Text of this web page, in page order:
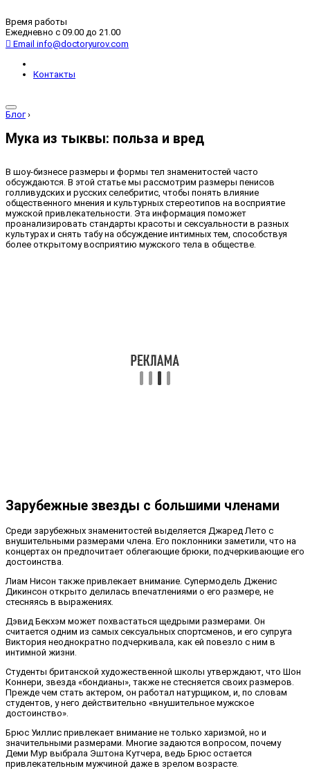
Время работы
Ежедневно с 09.00 до 21.00
Email info@doctoryurov.com
Контакты
Блог ›
Мука из тыквы: польза и вред
В шоу-бизнесе размеры и формы тел знаменитостей часто
обсуждаются. В этой статье мы рассмотрим размеры пенисов
голливудских и русских селебритис, чтобы понять влияние
общественного мнения и культурных стереотипов на восприятие
мужской привлекательности. Эта информация поможет
проанализировать стандарты красоты и сексуальности в разных
культурах и снять табу на обсуждение интимных тем, способствуя
более открытому восприятию мужского тела в обществе.
Зарубежные звезды с большими членами
Среди зарубежных знаменитостей выделяется Джаред Лето с
внушительными размерами члена. Его поклонники заметили, что на
концертах он предпочитает облегающие брюки, подчеркивающие его
достоинства.
Лиам Нисон также привлекает внимание. Супермодель Дженис
Дикинсон открыто делилась впечатлениями о его размере, не
стесняясь в выражениях.
Дэвид Бекхэм может похвастаться щедрыми размерами. Он
считается одним из самых сексуальных спортсменов, и его супруга
Виктория неоднократно подчеркивала, как ей повезло с ним в
интимной жизни.
Студенты британской художественной школы утверждают, что Шон
Коннери, звезда «бондианы», также не стесняется своих размеров.
Прежде чем стать актером, он работал натурщиком, и, по словам
студентов, у него действительно «внушительное мужское
достоинство».
Брюс Уиллис привлекает внимание не только харизмой, но и
значительными размерами. Многие задаются вопросом, почему
Деми Мур выбрала Эштона Кутчера, ведь Брюс остается
привлекательным мужчиной даже в зрелом возрасте.